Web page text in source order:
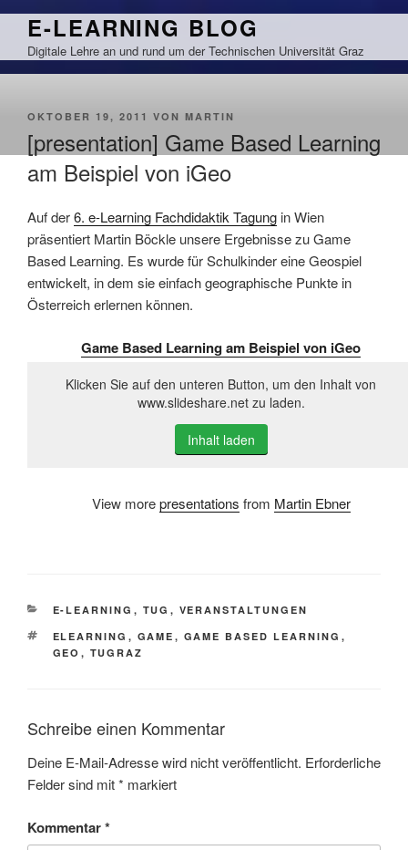
Zum
springen
E-LEARNING BLOG
Digitale Lehre an und rund um der Technischen Universität Graz
VERÖFFENTLICHT
OKTOBER 19, 2011 VON MARTIN
[presentation] Game Based Learning
am Beispiel von iGeo
Auf der6. e-Learning Fachdidaktik Tagung in Wien
präsentiert Martin Böckle unsere Ergebnisse zu Game
Based Learning. Es wurde für Schulkinder eine Geospiel
entwickelt, in dem sie einfach geographische Punkte in
Österreich erlernen können.
Game Based Learning am Beispiel von iGeo
Klicken Sie auf den unteren Button, um den Inhalt von
www.slideshare.net zu laden.
Inhalt laden
View morepresentations from Martin Ebner
KATEGORIEN
E-LEARNING , TUG , VERANSTALTUNGEN
SCHLAGWÖRTER
ELEARNING , GAME , GAME BASED LEARNING ,
GEO , TUGRAZ
Schreibe einen Kommentar
Deine E-Mail-Adresse wird nicht veröffentlicht. Erforderliche
Felder sind mit* markiert
Kommentar*